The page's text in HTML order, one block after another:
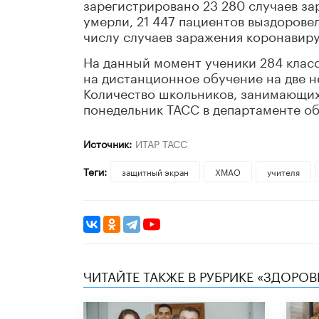
умерли, 21 447 пациентов
числу случаев заражения
На данный момент ученики 284
на дистанционное обучение на две
Количество школьников,
понедельник ТАСС в департаменте
Источник: ИТАР ТАСС
Теги:
защитный экран ХМАО учителя
ЧИТАЙТЕ ТАКЖЕ В РУБРИКЕ